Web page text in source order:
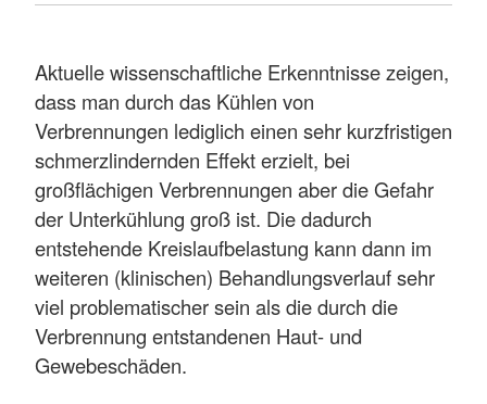
Aktuelle wissenschaftliche Erkenntnisse zeigen,
dass man durch das Kühlen von
Verbrennungen lediglich einen sehr kurzfristigen
schmerzlindernden Effekt erzielt, bei
großflächigen Verbrennungen aber die Gefahr
der Unterkühlung groß ist. Die dadurch
entstehende Kreislaufbelastung kann dann im
weiteren (klinischen) Behandlungsverlauf sehr
viel problematischer sein als die durch die
Verbrennung entstandenen Haut- und
Gewebeschäden.